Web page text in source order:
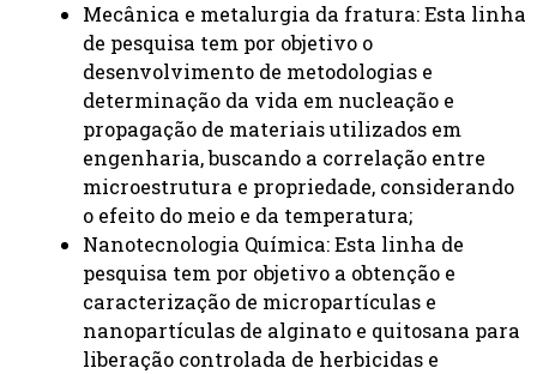
Mecânica e metalurgia da fratura: Esta linha
de pesquisa tem por objetivo o
desenvolvimento de metodologias e
determinação da vida em nucleação e
propagação de materiais utilizados em
engenharia, buscando a correlação entre
microestrutura e propriedade, considerando
o efeito do meio e da temperatura;
Nanotecnologia Química: Esta linha de
pesquisa tem por objetivo a obtenção e
caracterização de micropartículas e
nanopartículas de alginato e quitosana para
liberação controlada de herbicidas e